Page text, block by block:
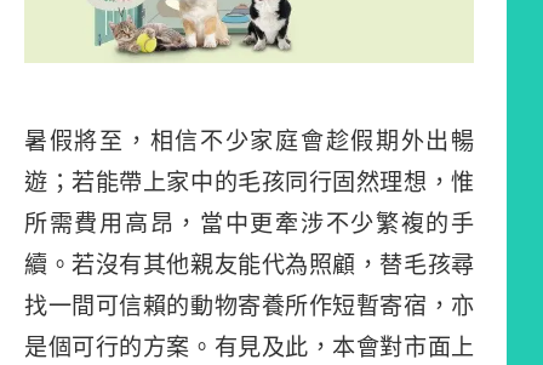
暑假將至，相信不少家庭會趁假期外出暢
遊；若能帶上家中的毛孩同行固然理想，惟
所需費用高昂，當中更牽涉不少繁複的手
續。若沒有其他親友能代為照顧，替毛孩尋
找一間可信賴的動物寄養所作短暫寄宿，亦
是個可行的方案。有見及此，本會對市面上